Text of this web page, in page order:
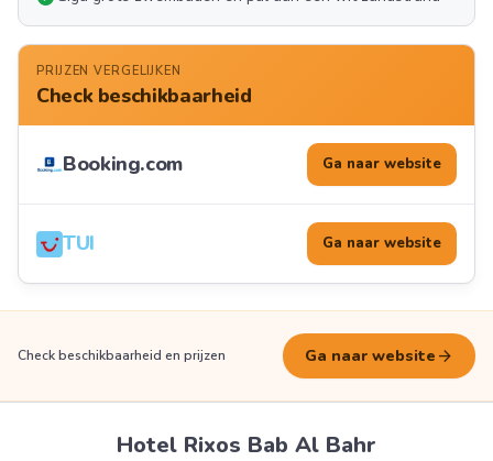
PRIJZEN VERGELIJKEN
Check beschikbaarheid
Booking.com Ga naar website
TUI Ga naar website
Check beschikbaarheid en prijzen Ga naar website arrow_forward
Hotel Rixos Bab Al Bahr